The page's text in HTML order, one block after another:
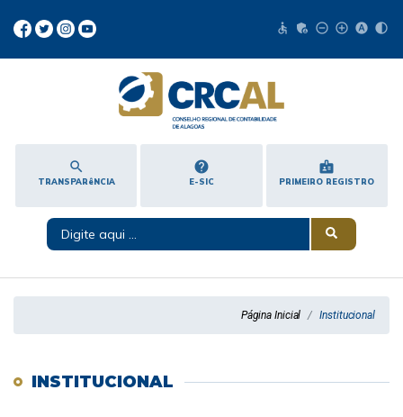
accessible admin_panel_settings remove_circle_outline add_circle_outline hdr_auto contrast
search
TRANSPARêNCIA
help
E-SIC
badge
PRIMEIRO REGISTRO
Página Inicial Institucional
INSTITUCIONAL